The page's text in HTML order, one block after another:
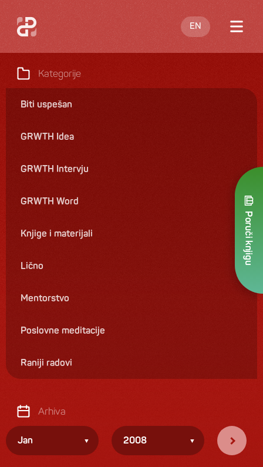
EN
O meni
Nastupi
Knjige
Ponuda
Kontakt
Poruči knjigu
Kategorije
Biti uspešan
GRWTH Idea
GRWTH Intervju
GRWTH Word
Knjige i materijali
Lično
Mentorstvo
Poslovne meditacije
Raniji radovi
Arhiva
Jan 2008